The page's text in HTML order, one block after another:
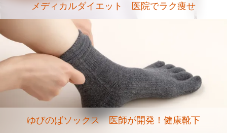
メディカルダイエット 医院でラク痩せ
ゆびのばソックス 医師が開発！健康靴下